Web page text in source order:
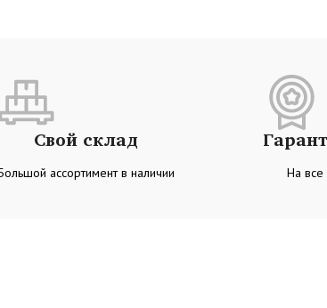
Свой склад
ассортимент в наличии На все